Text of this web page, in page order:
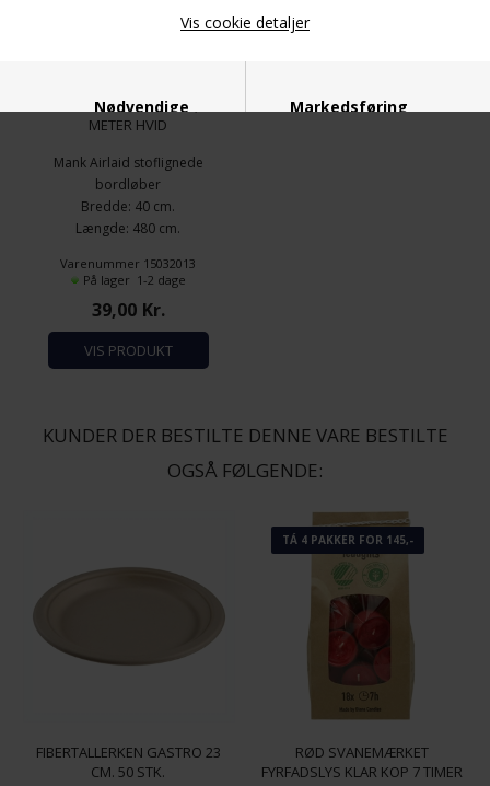
Vis cookie detaljer
Nødvendige Markedsføring
AIRLAID BORDLØBER 4,8
METER HVID
Mank Airlaid stoflignede
bordløber
Bredde: 40 cm.
Længde: 480 cm.
Farve: Hvid
Varenummer 15032013
På lager 1-2 dage
39,00 Kr.
VIS PRODUKT
KUNDER DER BESTILTE DENNE VARE BESTILTE
OGSÅ FØLGENDE:
FIBERTALLERKEN GASTRO 23
CM. 50 STK.
TÁ 4 PAKKER FOR 145,-
RØD SVANEMÆRKET
FYRFADSLYS KLAR KOP 7 TIMER